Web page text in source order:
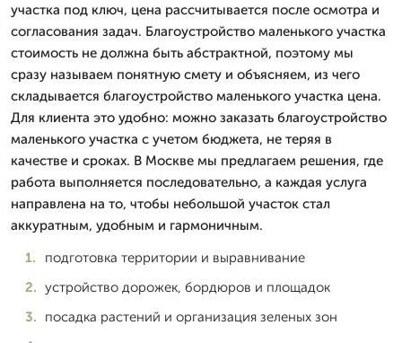
участка под ключ, цена рассчитывается после осмотра и
согласования задач. Благоустройство маленького участка
стоимость не должна быть абстрактной, поэтому мы
сразу называем понятную смету и объясняем, из чего
складывается благоустройство маленького участка цена.
Для клиента это удобно: можно заказать благоустройство
маленького участка с учетом бюджета, не теряя в
качестве и сроках. В Москве мы предлагаем решения, где
работа выполняется последовательно, а каждая услуга
направлена на то, чтобы небольшой участок стал
аккуратным, удобным и гармоничным.
подготовка территории и выравнивание
устройство дорожек, бордюров и площадок
посадка растений и организация зеленых зон